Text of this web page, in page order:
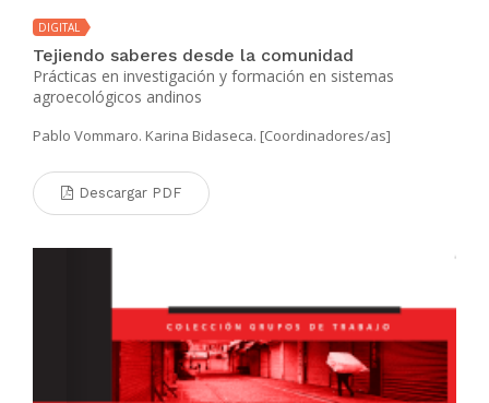
DIGITAL
Tejiendo saberes desde la comunidad
Prácticas en investigación y formación en sistemas
agroecológicos andinos
Pablo Vommaro. Karina Bidaseca. [Coordinadores/as]
Descargar PDF